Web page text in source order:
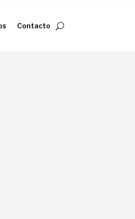
Contacto
Contacto